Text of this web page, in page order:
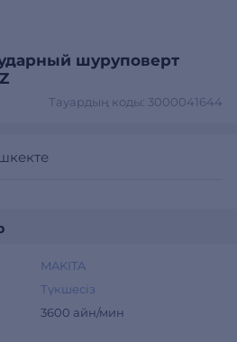
шуруповерт
Тауардың коды: 3000041644
MAKITA
Түкшесіз
3600 айн/мин